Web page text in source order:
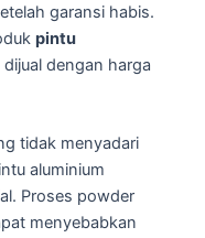
garansi habis.
pintu
dengan harga
tidak menyadari
aluminium
Proses powder
menyebabkan